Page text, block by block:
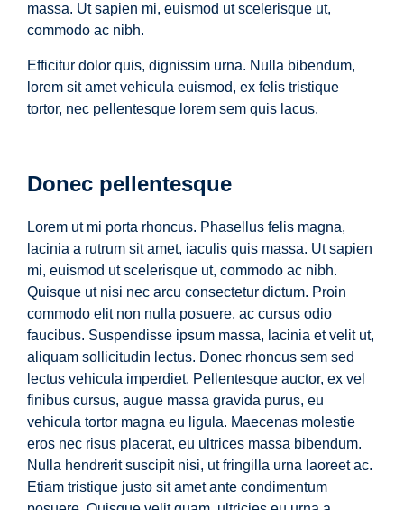
massa. Ut sapien mi, euismod ut scelerisque ut,
commodo ac nibh.
Efficitur dolor quis, dignissim urna. Nulla bibendum,
lorem sit amet vehicula euismod, ex felis tristique
tortor, nec pellentesque lorem sem quis lacus.
Donec pellentesque
Lorem ut mi porta rhoncus. Phasellus felis magna,
lacinia a rutrum sit amet, iaculis quis massa. Ut sapien
mi, euismod ut scelerisque ut, commodo ac nibh.
Quisque ut nisi nec arcu consectetur dictum. Proin
commodo elit non nulla posuere, ac cursus odio
faucibus. Suspendisse ipsum massa, lacinia et velit ut,
aliquam sollicitudin lectus. Donec rhoncus sem sed
lectus vehicula imperdiet. Pellentesque auctor, ex vel
finibus cursus, augue massa gravida purus, eu
vehicula tortor magna eu ligula. Maecenas molestie
eros nec risus placerat, eu ultrices massa bibendum.
Nulla hendrerit suscipit nisi, ut fringilla urna laoreet ac.
Etiam tristique justo sit amet ante condimentum